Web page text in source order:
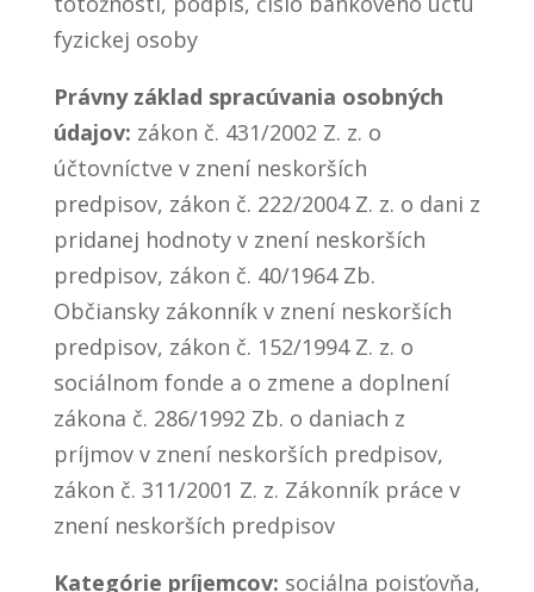
fyzickej osoby
Právny základ spracúvania osobných
údajov: zákon č. 431/2002 Z. z. o
účtovníctve v znení neskorších
predpisov, zákon č. 222/2004 Z. z. o dani z
pridanej hodnoty v znení neskorších
predpisov, zákon č. 40/1964 Zb.
Občiansky zákonník v znení neskorších
predpisov, zákon č. 152/1994 Z. z. o
sociálnom fonde a o zmene a doplnení
zákona č. 286/1992 Zb. o daniach z
príjmov v znení neskorších predpisov,
zákon č. 311/2001 Z. z. Zákonník práce v
znení neskorších predpisov
Kategórie príjemcov: sociálna poisťovňa,